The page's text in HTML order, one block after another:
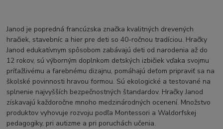
Janod je popredná francúzska značka kvalitných drevených
hračiek, stavebníc a hier pre deti so 40-ročnou tradíciou. Hračky
Janod edukatívnym spôsobom zabávajú deti od narodenia až do
12 rokov, sú výborným doplnkom detských izbičiek vďaka svojmu
príťažlivému a farebnému dizajnu, pomáhajú deťom pripraviť sa na
školské povinnosti hravou formou. Sú ekologické a testované na
splnenie najvyšších bezpečnostných štandardov. Hračky Janod
získavajú každoročne mnoho medzinárodných ocenení. Množstvo
produktov vyhovuje rozvoju podľa Montessori a Waldorfskej
pedagogiky, pri autizme a pri poruchách učenia.